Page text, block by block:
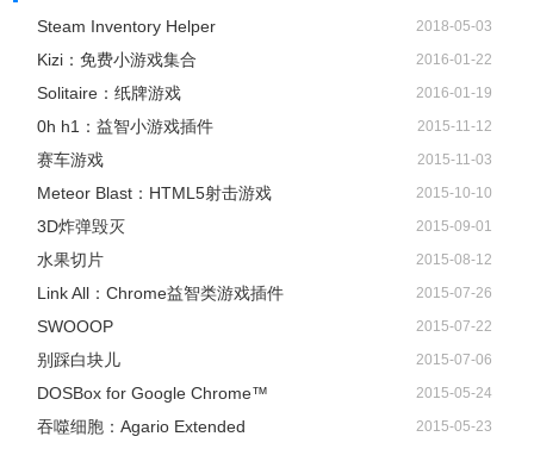
Steam Inventory Helper 2018-05-03
Kizi：免费小游戏集合 2016-01-22
Solitaire：纸牌游戏 2016-01-19
0h h1：益智小游戏插件 2015-11-12
赛车游戏 2015-11-03
Meteor Blast：HTML5射击游戏 2015-10-10
3D炸弹毁灭 2015-09-01
水果切片 2015-08-12
Link All：Chrome益智类游戏插件 2015-07-26
SWOOOP 2015-07-22
别踩白块儿 2015-07-06
DOSBox for Google Chrome™ 2015-05-24
吞噬细胞：Agario Extended 2015-05-23